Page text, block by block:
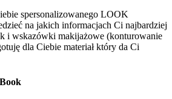
spersonalizowanego LOOK
na jakich informacjach Ci najbardziej
i wskazówki makijażowe (konturowanie
dla Ciebie materiał który da Ci